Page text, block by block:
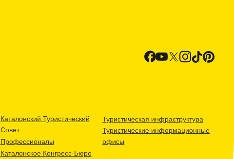
Каталонский Туристический
Совет
Профессионалы
Каталонское Конгресс-Бюро
Туристическая инфраструктура
Туристические информационные
офисы